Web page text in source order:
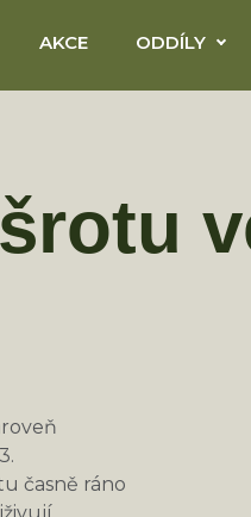
AKCE ODDÍLY
časně ráno